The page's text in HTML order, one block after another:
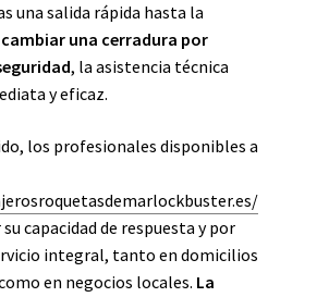
una salida rápida hasta la
cambiar una cerradura por
, la asistencia técnica
y eficaz.
los profesionales disponibles a
capacidad de respuesta y por
integral, tanto en domicilios
en negocios locales. La